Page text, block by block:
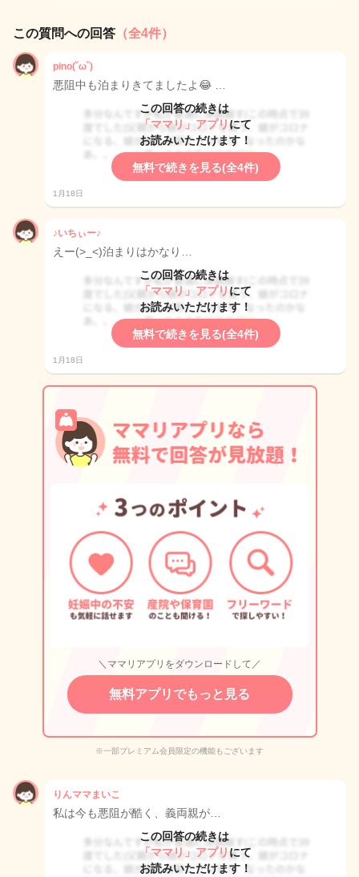
この質問への回答 （全4件）
pino(˘ω˘)
悪阻中も泊まりきてましたよ😂 …
この回答の続きは
「ママリ」アプリ にて
お読みいただけます！
無料で続きを見る(全4件)
1月18日
♪いちぃー♪
えー(>_<)泊まりはかなり…
この回答の続きは
「ママリ」アプリ にて
お読みいただけます！
無料で続きを見る(全4件)
1月18日
＼ママリアプリをダウンロードして／
無料アプリでもっと見る
※一部プレミアム会員限定の機能もございます
りんママまいこ
私は今も悪阻が酷く、義両親が…
この回答の続きは
「ママリ」アプリ にて
お読みいただけます！